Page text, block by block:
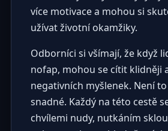
více motivace a mohou si
užívat životní okamžiky.
Odborníci si všímají, že když
nofap, mohou se cítit klidněji
negativních myšlenek. Není
snadné. Každý na této cestě
chvílemi nudy, nutkáním